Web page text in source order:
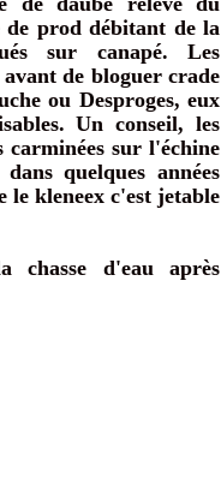
de prod débitant de la
sur canapé. Les
de bloguer crade
ou Desproges, eux
Un conseil, les
carminées sur l'échine
quelques années
kleneex c'est jetable
chasse d'eau après